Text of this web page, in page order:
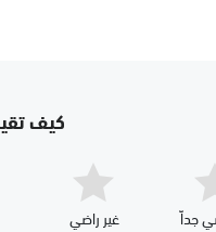
كيف
جداّ غير راضي